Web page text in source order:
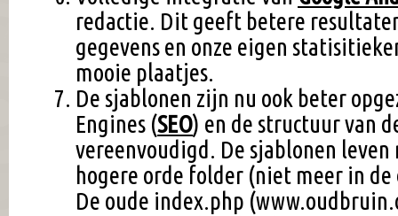
redactie. Dit geeft betere
gegevens en onze eigen
mooie plaatjes.
De sjablonen zijn nu ook beter
Engines (SEO) en de structuur van
vereenvoudigd. De sjablonen leven
hogere orde folder (niet meer in de
De oude index.php